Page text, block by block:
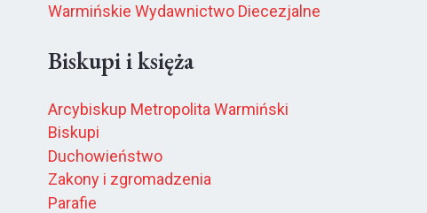
Warmińskie Wydawnictwo Diecezjalne
Biskupi i księża
Arcybiskup Metropolita Warmiński
Biskupi
Duchowieństwo
Zakony i zgromadzenia
Parafie